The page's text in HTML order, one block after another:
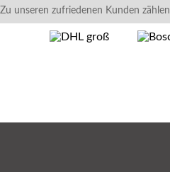
Zu unseren zufriedenen Kunden zählen